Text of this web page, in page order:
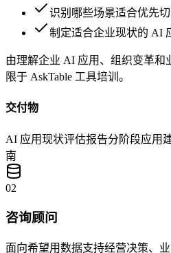
识别哪些场景适合优先
制定适合企业现状的 AI
由理解企业 AI 应用、组织变革和
限于 AskTable 工具培训。
交付物
AI 应用现状评估报告分阶段应用
南
02
咨询顾问
面向希望用数据支持经营决策、